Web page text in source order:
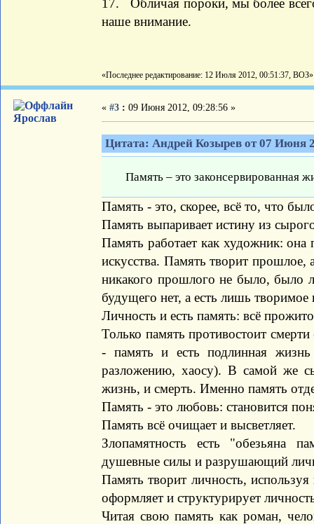
17. Обличая пороки, мы более
наше внимание.
«Последнее редактирование: 12 Июля 2012, 00:51:37, ВОЗ»
Ярослав
« #3 : 09 Июня 2012, 09:28:56 »
Цитата: Андрей Козырев от 07 Июня
Память – это законсервированная
Память - это, скорее, всё то, что
Память выпаривает истину из
Память работает как художник:
искусства. Память творит
никакого прошлого не было, было
будущего нет, а есть лишь
Личность и есть память: всё
Только память противостоит
- память и есть подлинная
разложению, хаосу). В самой же
жизнь, и смерть. Именно память
Память - это любовь: становится
Память всё очищает и высветляет.
Злопамятность есть "обезьяна
душевные силы и разрушающий
Память творит личность,
оформляет и структурирует
Читая свою память как роман,